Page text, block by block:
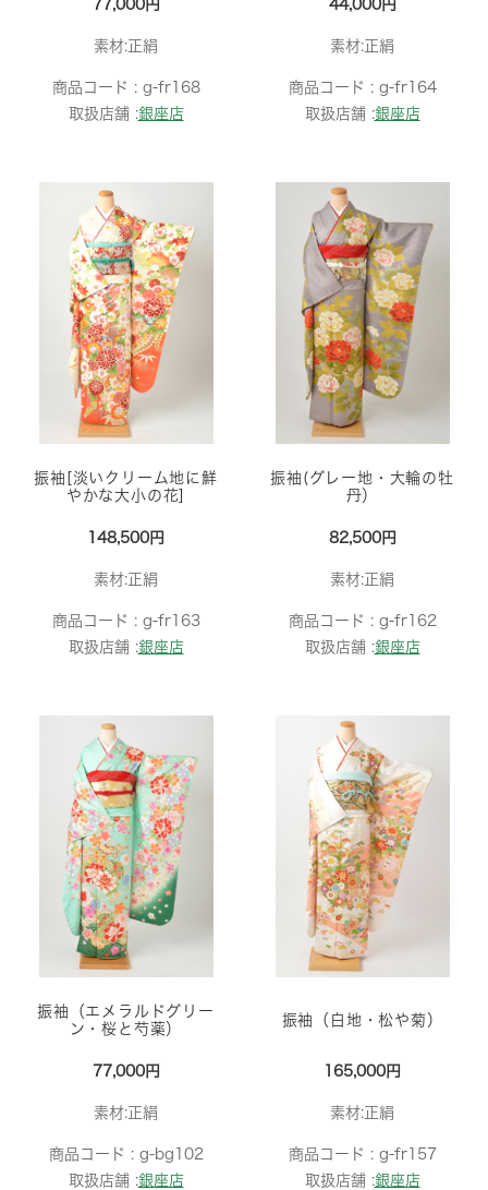
77,000円
素材:正絹
商品コード : g-fr168
取扱店舗 :銀座店
44,000円
素材:正絹
商品コード : g-fr164
取扱店舗 :銀座店
振袖[淡いクリーム地に鮮
やかな大小の花]
148,500円
素材:正絹
商品コード : g-fr163
取扱店舗 :銀座店
振袖(グレー地・大輪の牡
丹）
82,500円
素材:正絹
商品コード : g-fr162
取扱店舗 :銀座店
振袖（エメラルドグリー
ン・桜と芍薬）
77,000円
素材:正絹
商品コード : g-bg102
取扱店舗 :銀座店
振袖（白地・松や菊）
165,000円
素材:正絹
商品コード : g-fr157
取扱店舗 :銀座店